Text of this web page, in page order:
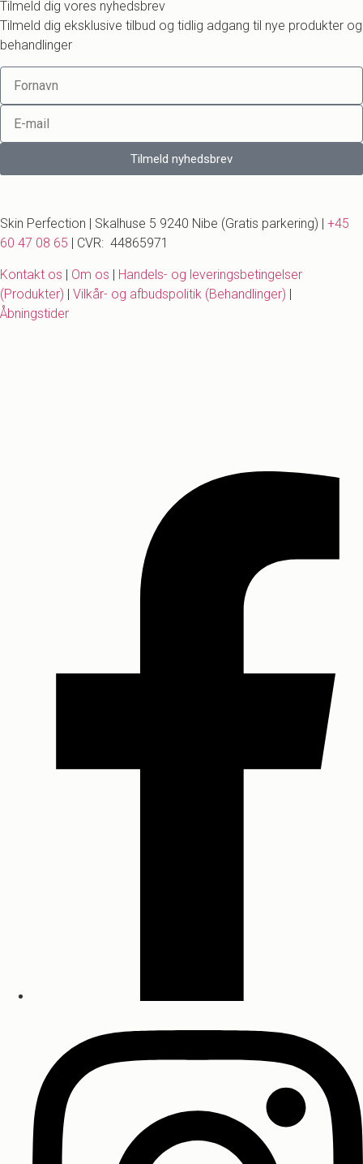
Tilmeld dig vores nyhedsbrev
Tilmeld dig eksklusive tilbud og tidlig adgang til nye produkter og
behandlinger
Tilmeld nyhedsbrev
Skin Perfection | Skalhuse 5 9240 Nibe (Gratis parkering) | +45
60 47 08 65 | CVR: 44865971
Kontakt os | Om os | Handels- og leveringsbetingelser
(Produkter) | Vilkår- og afbudspolitik (Behandlinger) |
Åbningstider